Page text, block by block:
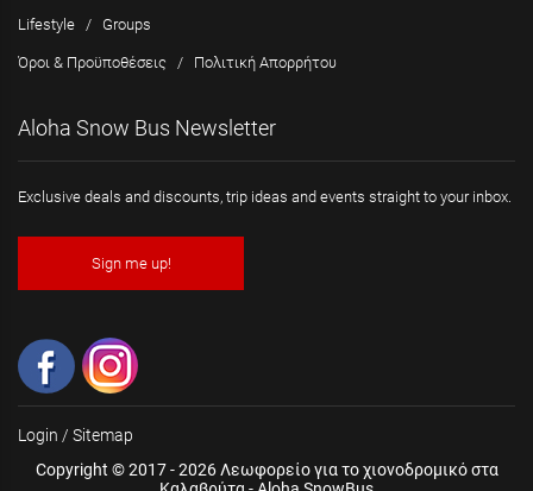
Lifestyle / Groups
Όροι & Προϋποθέσεις / Πολιτική Απορρήτου
Aloha Snow Bus Newsletter
Exclusive deals and discounts, trip ideas and events straight to your inbox.
Sign me up!
Login / Sitemap
Copyright © 2017 - 2026 Λεωφορείο για το χιονοδρομικό στα